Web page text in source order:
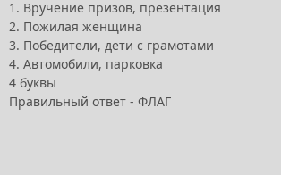
1. Вручение призов, презентация
2. Пожилая женщина
3. Победители, дети с грамотами
4. Автомобили, парковка
4 буквы
Правильный ответ - ФЛАГ